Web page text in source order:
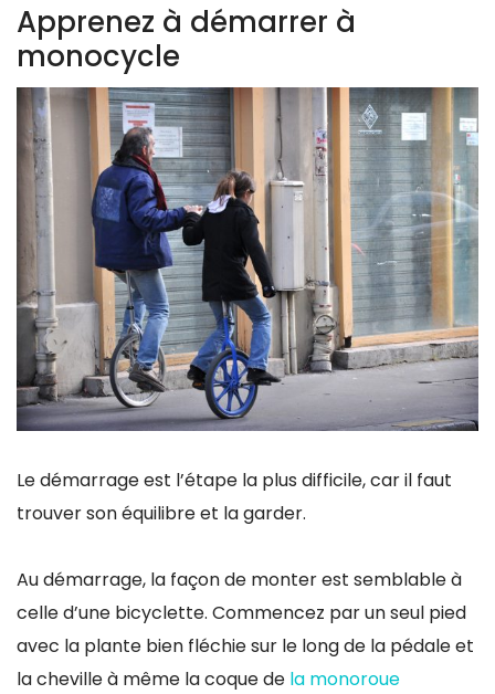
Apprenez à démarrer à
monocycle
Le démarrage est l’étape la plus difficile, car il faut
trouver son équilibre et la garder.
Au démarrage, la façon de monter est semblable à
celle d’une bicyclette. Commencez par un seul pied
avec la plante bien fléchie sur le long de la pédale et
la cheville à même la coque de la monoroue